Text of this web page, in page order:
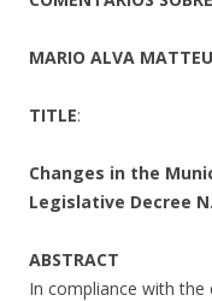
MARIO ALVA
TITLE:
Changes in the
Legislative Decree
ABSTRACT
In compliance with